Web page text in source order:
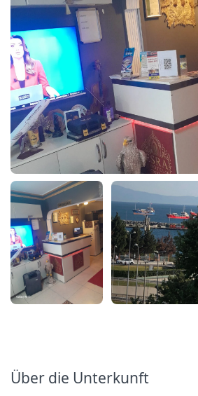
Über die Unterkunft